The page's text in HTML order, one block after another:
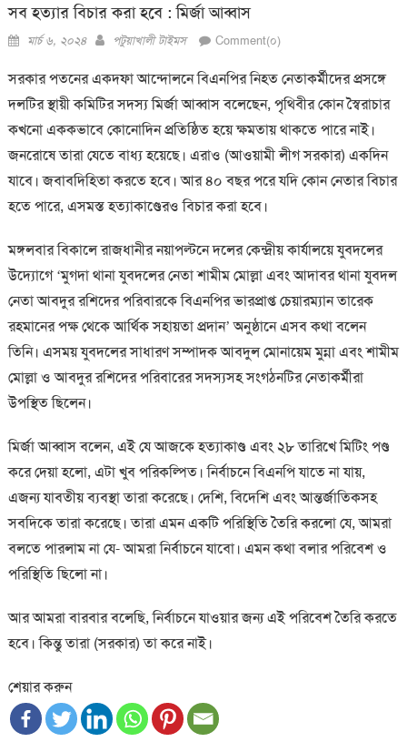
সব হত্যার বিচার করা হবে : মির্জা আব্বাস
Posted
মার্চ ৬, ২০২৪ Author
পটুয়াখালী টাইমস Comment(০)
সরকার পতনের একদফা আন্দোলনে বিএনপির নিহত নেতাকর্মীদের প্রসঙ্গে
দলটির স্থায়ী কমিটির সদস্য মির্জা আব্বাস বলেছেন, পৃথিবীর কোন স্বৈরাচার
কখনো এককভাবে কোনোদিন প্রতিষ্ঠিত হয়ে ক্ষমতায় থাকতে পারে নাই।
জনরোষে তারা যেতে বাধ্য হয়েছে। এরাও (আওয়ামী লীগ সরকার) একদিন
যাবে। জবাবদিহিতা করতে হবে। আর ৪০ বছর পরে যদি কোন নেতার বিচার
হতে পারে, এসমস্ত হত্যাকাণ্ডেরও বিচার করা হবে।
মঙ্গলবার বিকালে রাজধানীর নয়াপল্টনে দলের কেন্দ্রীয় কার্যালয়ে যুবদলের
উদ্যোগে ‘মুগদা থানা যুবদলের নেতা শামীম মোল্লা এবং আদাবর থানা যুবদল
নেতা আবদুর রশিদের পরিবারকে বিএনপির ভারপ্রাপ্ত চেয়ারম্যান তারেক
রহমানের পক্ষ থেকে আর্থিক সহায়তা প্রদান’ অনুষ্ঠানে এসব কথা বলেন
তিনি। এসময় যুবদলের সাধারণ সম্পাদক আবদুল মোনায়েম মুন্না এবং শামীম
মোল্লা ও আবদুর রশিদের পরিবারের সদস্যসহ সংগঠনটির নেতাকর্মীরা
উপস্থিত ছিলেন।
মির্জা আব্বাস বলেন, এই যে আজকে হত্যাকাণ্ড এবং ২৮ তারিখে মিটিং পণ্ড
করে দেয়া হলো, এটা খুব পরিকল্পিত। নির্বাচনে বিএনপি যাতে না যায়,
এজন্য যাবতীয় ব্যবস্থা তারা করেছে। দেশি, বিদেশি এবং আন্তর্জাতিকসহ
সবদিকে তারা করেছে। তারা এমন একটি পরিস্থিতি তৈরি করলো যে, আমরা
বলতে পারলাম না যে- আমরা নির্বাচনে যাবো। এমন কথা বলার পরিবেশ ও
পরিস্থিতি ছিলো না।
আর আমরা বারবার বলেছি, নির্বাচনে যাওয়ার জন্য এই পরিবেশ তৈরি করতে
হবে। কিন্তু তারা (সরকার) তা করে নাই।
শেয়ার করুন